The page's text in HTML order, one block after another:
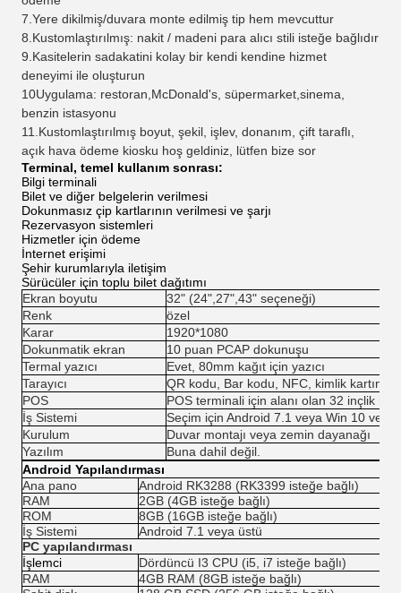
7.Yere dikilmiş/duvara monte edilmiş tip hem mevcuttur
8.Kustomlaştırılmış: nakit / madeni para alıcı stili isteğe bağlıdır
9.Kasitelerin sadakatini kolay bir kendi kendine hizmet
deneyimi ile oluşturun
10Uygulama: restoran,McDonald's, süpermarket,sinema,
benzin istasyonu
11.Kustomlaştırılmış boyut, şekil, işlev, donanım, çift taraflı,
açık hava ödeme kiosku hoş geldiniz, lütfen bize sor
Terminal, temel kullanım sonrası:
Bilgi terminali
Bilet ve diğer belgelerin verilmesi
Dokunmasız çip kartlarının verilmesi ve şarjı
Rezervasyon sistemleri
Hizmetler için ödeme
İnternet erişimi
Şehir kurumlarıyla iletişim
Sürücüler için toplu bilet dağıtımı
Ekran boyutu
32" (24",27",43" seçeneği)
Renk
özel
Karar
1920*1080
Dokunmatik ekran
10 puan PCAP dokunuşu
Termal yazıcı
Evet, 80mm kağıt için yazıcı
Tarayıcı
QR kodu, Bar kodu, NFC, kimlik kartını
POS
POS terminali için alanı olan 32 inçlik
İş Sistemi
Seçim için Android 7.1 veya Win 10 veya
Kurulum
Duvar montajı veya zemin dayanağı
Yazılım
Buna dahil değil.
Android Yapılandırması
Ana pano
Android RK3288 (RK3399 isteğe bağlı)
RAM
2GB (4GB isteğe bağlı)
ROM
8GB (16GB isteğe bağlı)
İş Sistemi
Android 7.1 veya üstü
PC yapılandırması
İşlemci
Dördüncü I3 CPU (i5, i7 isteğe bağlı)
RAM
4GB RAM (8GB isteğe bağlı)